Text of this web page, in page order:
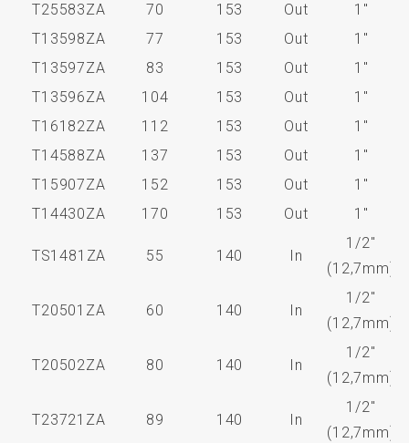
T25583ZA
70 153 Out
1"
T13598ZA
77 153 Out
1"
T13597ZA
83 153 Out
1"
T13596ZA
104 153 Out
1"
T16182ZA
112 153 Out
1"
T14588ZA
137 153 Out
1"
T15907ZA
152 153 Out
1"
T14430ZA
170 153 Out 1"
TS1481ZA 55 140 In
1/2"
(12,7mm)
T20501ZA 60 140 In
1/2"
(12,7mm)
T20502ZA 80 140 In
1/2"
(12,7mm)
T23721ZA 89 140 In
1/2"
(12,7mm)